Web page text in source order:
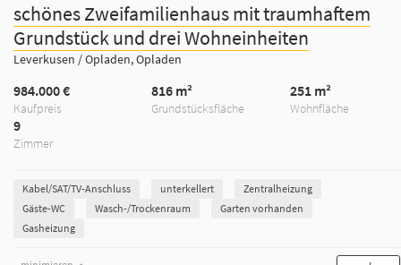
schönes Zweifamilienhaus mit traumhaftem
Grundstück und drei Wohneinheiten
Leverkusen / Opladen, Opladen
Kaufpreis
984.000 €
Grundstücksfläche
816 m²
Wohnfläche
251 m²
Zimmer
9
Kabel/SAT/TV-Anschluss unterkellert
Zentralheizung
Gäste-WC
Wasch-/Trockenraum
Garten vorhanden
Gasheizung